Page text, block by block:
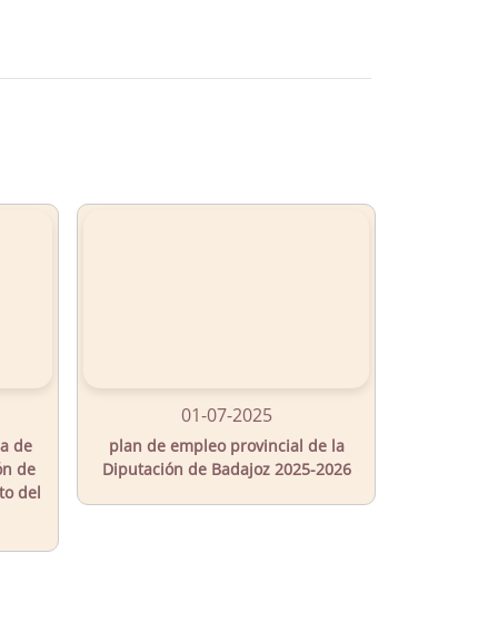
de
de
del
01-07-2025
plan de empleo provincial de la
Diputación de Badajoz 2025-2026